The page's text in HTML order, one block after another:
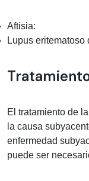
Aftisia:
Lupus eritematoso
El tratamiento de
la causa
enfermedad
puede ser